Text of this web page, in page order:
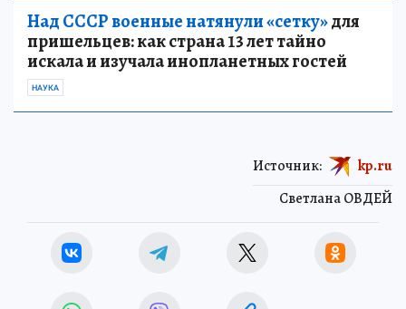
Над СССР военные натянули «сетку»для
пришельцев: как страна 13 лет тайно
искала и изучала инопланетных гостей
НАУКА
Светлана ОВДЕЙ
Источник: kp.ru